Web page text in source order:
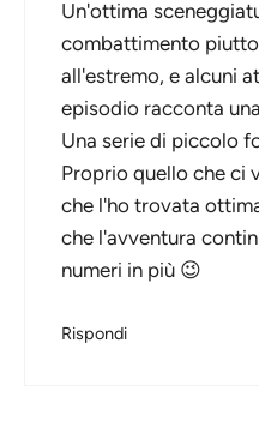
Un'ottima
combattimento
all'estremo, e alcuni
episodio racconta
Una serie di piccolo
Proprio quello che ci
che l'ho trovata
che l'avventura
numeri in più 😉
Rispondi